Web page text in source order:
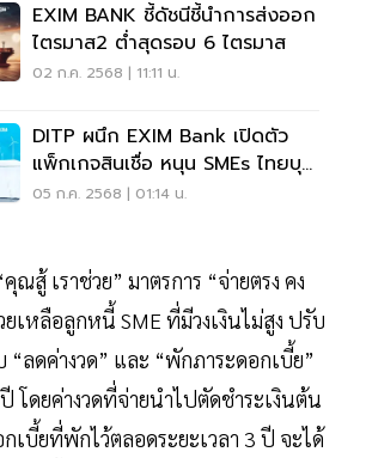
EXIM BANK ชี้ดัชนีชี้นำการส่งออก
ไตรมาส2 ต่ำสุดรอบ 6 ไตรมาส
02 ก.ค. 2568 | 11:11 น.
DITP ผนึก EXIM Bank เปิดตัว
แพ็กเกจสินเชื่อ หนุน SMEs ไทยบุก
ตลาดส่งออก
05 ก.ค. 2568 | 01:14 น.
ณสู้ เราช่วย” มาตรการ “จ่ายตรง คง
เหลือลูกหนี้ SME ที่มีวงเงินไม่สูง ปรับ
“ลดค่างวด” และ “พักภาระดอกเบี้ย”
โดยค่างวดที่จ่ายนำไปตัดชำระเงินต้น
บี้ยที่พักไว้ตลอดระยะเวลา 3 ปี จะได้